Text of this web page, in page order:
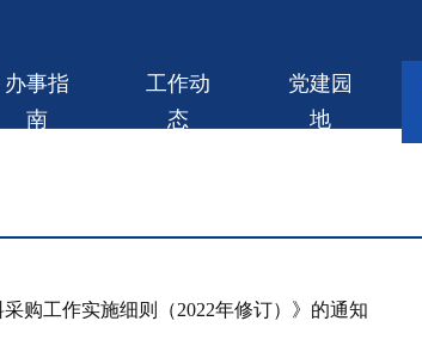
办事指
南
工作动
态
党建园
地
购工作实施细则（2022年修订）》的通知